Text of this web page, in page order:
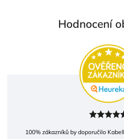
Hodnocení
100% zákazníků by doporučilo